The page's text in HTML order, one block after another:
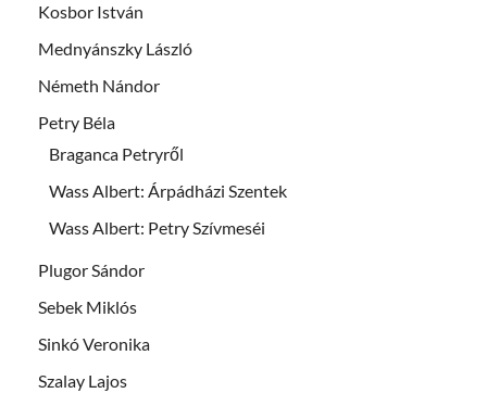
Kosbor István
Mednyánszky László
Németh Nándor
Petry Béla
Braganca Petryről
Wass Albert: Árpádházi Szentek
Wass Albert: Petry Szívmeséi
Plugor Sándor
Sebek Miklós
Sinkó Veronika
Szalay Lajos